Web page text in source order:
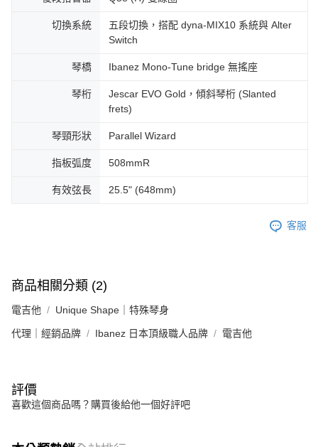
切換系統
五段切換，搭配 dyna-MIX10 系統與 Alter
Switch
琴橋 Ibanez Mono-Tune bridge 無搖座
琴桁
Jescar EVO Gold，傾斜琴桁 (Slanted
frets)
琴頸形狀 Parallel Wizard
指板弧度 508mmR
有效弦長 25.5" (648mm)
客服
商品相關分類 (2)
電吉他 Unique Shape｜特殊琴身
代理｜經銷品牌 Ibanez 日本頂級職人品牌 電吉他
評價
喜歡這個商品嗎？購買後給他一個好評吧